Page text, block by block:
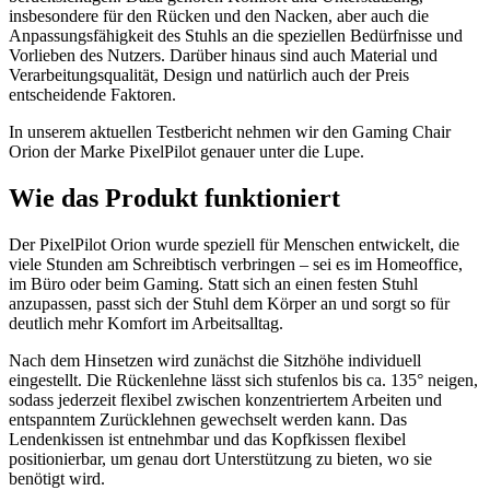
insbesondere für den Rücken und den Nacken, aber auch die
Anpassungsfähigkeit des Stuhls an die speziellen Bedürfnisse und
Vorlieben des Nutzers. Darüber hinaus sind auch Material und
Verarbeitungsqualität, Design und natürlich auch der Preis
entscheidende Faktoren.
In unserem aktuellen Testbericht nehmen wir den Gaming Chair
Orion der Marke PixelPilot genauer unter die Lupe.
Wie das Produkt funktioniert
Der PixelPilot Orion wurde speziell für Menschen entwickelt, die
viele Stunden am Schreibtisch verbringen – sei es im Homeoffice,
im Büro oder beim Gaming. Statt sich an einen festen Stuhl
anzupassen, passt sich der Stuhl dem Körper an und sorgt so für
deutlich mehr Komfort im Arbeitsalltag.
Nach dem Hinsetzen wird zunächst die Sitzhöhe individuell
eingestellt. Die Rückenlehne lässt sich stufenlos bis ca. 135° neigen,
sodass jederzeit flexibel zwischen konzentriertem Arbeiten und
entspanntem Zurücklehnen gewechselt werden kann. Das
Lendenkissen ist entnehmbar und das Kopfkissen flexibel
positionierbar, um genau dort Unterstützung zu bieten, wo sie
benötigt wird.